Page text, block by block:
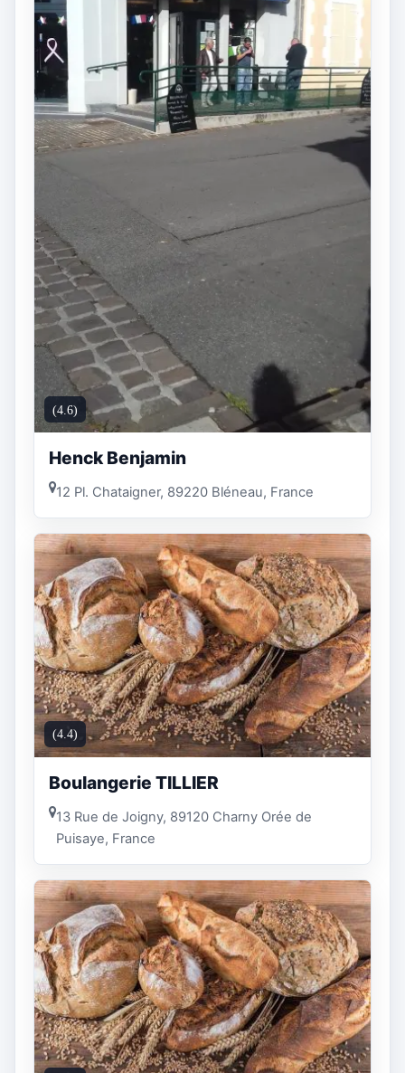
(4.6)
Henck Benjamin
12 Pl. Chataigner, 89220 Bléneau, France
(4.4)
Boulangerie TILLIER
13 Rue de Joigny, 89120 Charny Orée de
Puisaye, France